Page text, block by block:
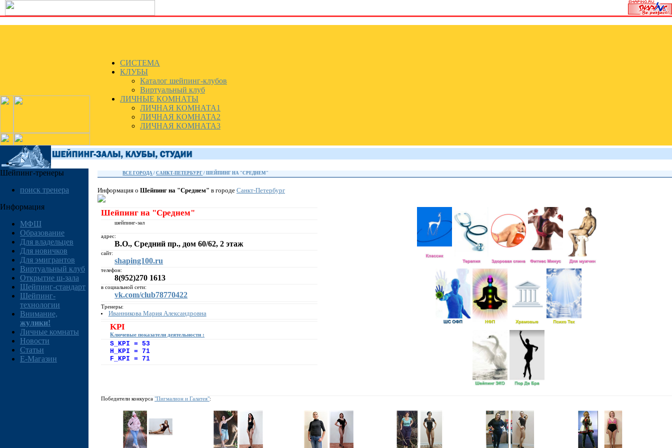
СИСТЕМА
КЛУБЫ
Каталог шейпинг-клубов
Виртуальный клуб
ЛИЧНЫЕ КОМНАТЫ
ЛИЧНАЯ КОМНАТА1
ЛИЧНАЯ КОМНАТА2
ЛИЧНАЯ КОМНАТА3
Шейпинг-тренеры
поиск тренера
Информация
МФШ
Образование
Для владельцев
Для новичков
Для эмигрантов
Виртуальный клуб
Открытие ш-зала
Шейпинг-стандарт
Шейпинг-
технологии
Внимание,
жулики!
Личные комнаты
Новости
Статьи
E-Магазин
ВСЕ ГОРОДА /САНКТ-ПЕТЕРБУРГ / ШЕЙПИНГ НА "СРЕДНЕМ"
Информация о Шейпинг на "Среднем" в городе Санкт-Петербург
Шейпинг на "Среднем"
шейпинг-зал
адрес:
В.О., Средний пр., дом 60/62, 2 этаж
сайт:
shaping100.ru
телефон:
8(952)270 1613
в социальной сети:
vk.com/club78770422
Тренеры:
Иванникова Мария Александровна
KPI
Ключевые показатели деятельности :
S_KPI = 53
H_KPI = 71
F_KPI = 71
Победители конкурса "Пигмалион и Галатея":